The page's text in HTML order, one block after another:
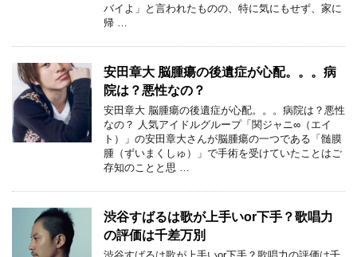
バイよ」と言われたものの、特に気にもせず、家に
帰 …
安田章大 脳腫瘍の後遺症が心配。。。病
院は？悪性なの？
安田章大 脳腫瘍の後遺症が心配。。。病院は？悪性
なの？ 人気アイドルグループ「関ジャニ∞（エイ
ト）」の安田章大さんが脳腫瘍の一つである「髄膜
腫（ずいまくしゅ）」で手術を受けていたことはご
存知のことと思 …
渋谷すばるは歌が上手いor下手？歌唱力
の評価は千差万別